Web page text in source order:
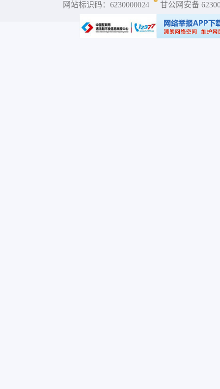
网站标识码：6230000024 甘公网安备